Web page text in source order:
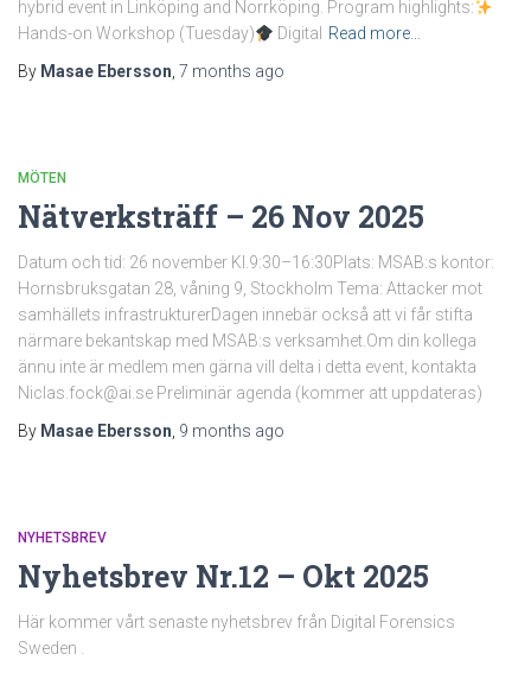
hybrid event in Linköping and Norrköping. Program highlights:
Hands-on Workshop (Tuesday)
Digital
Read more…
By Masae Ebersson, 7 months ago
MÖTEN
Nätverksträff – 26 Nov 2025
Datum och tid: 26 november Kl.9:30–16:30Plats: MSAB:s kontor:
Hornsbruksgatan 28, våning 9, Stockholm Tema: Attacker mot
samhällets infrastrukturerDagen innebär också att vi får stifta
närmare bekantskap med MSAB:s verksamhet.Om din kollega
ännu inte är medlem men gärna vill delta i detta event, kontakta
Niclas.fock@ai.se Preliminär agenda (kommer att uppdateras)
By Masae Ebersson, 9 months ago
NYHETSBREV
Nyhetsbrev Nr.12 – Okt 2025
Här kommer vårt senaste nyhetsbrev från Digital Forensics
Sweden .